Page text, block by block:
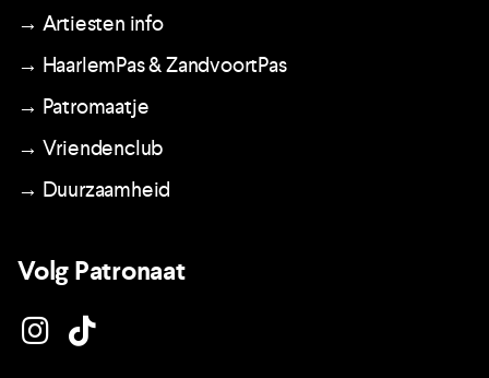
→ Artiesten info
→ HaarlemPas & ZandvoortPas
→ Patromaatje
→ Vriendenclub
→ Duurzaamheid
Volg Patronaat